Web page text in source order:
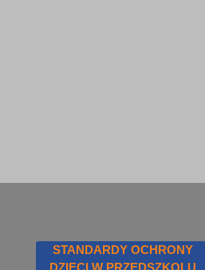
STANDARDY OCHRONY
DZIECI W PRZEDSZKOLU